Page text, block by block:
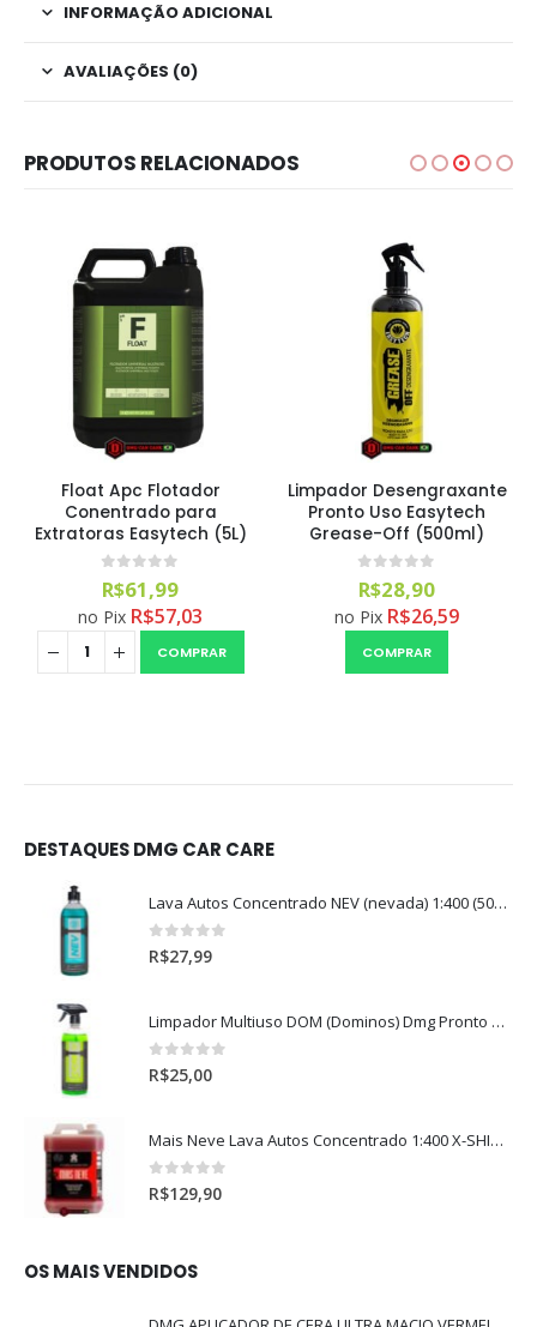
INFORMAÇÃO ADICIONAL
AVALIAÇÕES (0)
PRODUTOS RELACIONADOS
Float Apc Flotador
Conentrado para
Extratoras Easytech (5L)
0 out of 5
R$61,99
no Pix R$57,03
COMPRAR
Limpador Desengraxante
Pronto Uso Easytech
Grease-Off (500ml)
0 out of 5
R$28,90
no Pix R$26,59
COMPRAR
DESTAQUES DMG CAR CARE
Lava Autos Concentrado NEV (nevada) 1:400 (500ml)
0out of 5
R$27,99
Limpador Multiuso DOM (Dominos) Dmg Pronto P/Uso (500ml)
0 out of 5
R$25,00
Mais Neve Lava Autos Concentrado 1:400 X-SHINE 5Litros
0 out of 5
R$129,90
OS MAIS VENDIDOS